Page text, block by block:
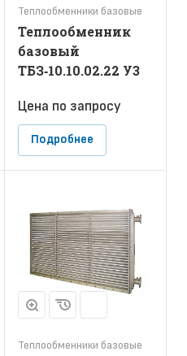
Теплообменники базовые
Теплообменник
базовый
ТБЗ‑10.10.02.22 У3
Цена по запросу
Подробнее
Теплообменники базовые